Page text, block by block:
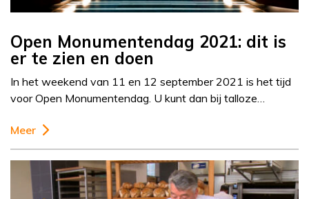
Open Monumentendag 2021: dit is
er te zien en doen
In het weekend van 11 en 12 september 2021 is het tijd
voor Open Monumentendag. U kunt dan bij talloze…
Meer